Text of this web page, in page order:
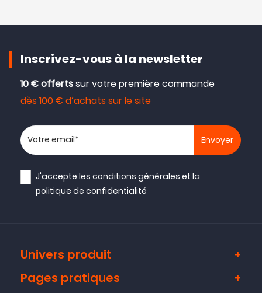
Inscrivez-vous à la newsletter
10 € offertssur votre première commande
dès 100 € d’achats sur le site
Votre adresse email
J'accepte lesconditions générales et la
politique de confidentialité
Univers produit
Pages pratiques